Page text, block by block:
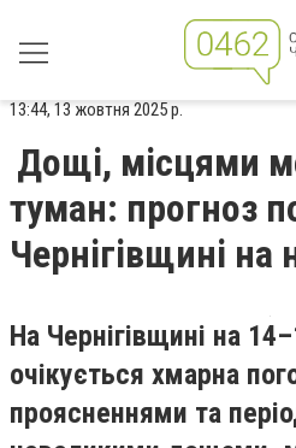
13:44, 13 жовтня 2025 р.
Дощі, місцями
туман: прогноз
Чернігівщині на
На Чернігівщині на
очікується хмарна
проясненнями та